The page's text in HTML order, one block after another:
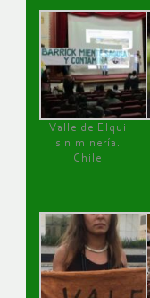
Valle de Elqui
sin minería.
Chile